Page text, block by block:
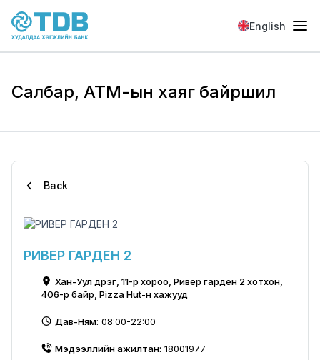
Skip to main content
English
Салбар, АТМ-ын хаяг байршил
Back
РИВЕР ГАРДЕН 2
Хан-Уул дүүрэг, 11-р хороо, Ривер гарден 2 хотхон,
406-р байр, Pizza Hut-н хажууд
Дав-Ням: 08:00-22:00
Мэдээллийн ажилтан: 18001977